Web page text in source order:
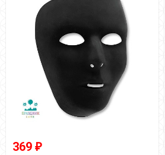
369 ₽